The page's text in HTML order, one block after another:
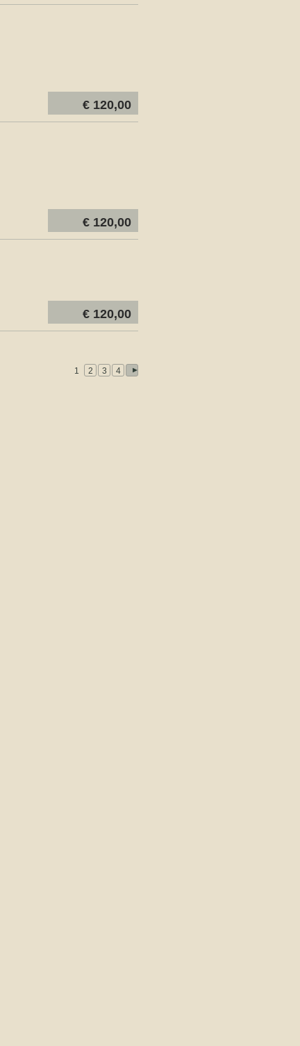
€ 120,00
€ 120,00
€ 120,00
1 2 3 4